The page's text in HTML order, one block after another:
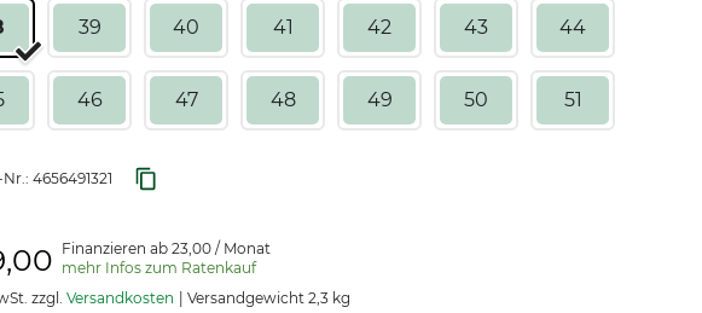
39 40 41 42 43 44
46 47 48 49 50 51
4656491321
Finanzieren ab 23,00 / Monat
mehr Infos zum Ratenkauf
zzgl. Versandkosten Versandgewicht 2,3 kg